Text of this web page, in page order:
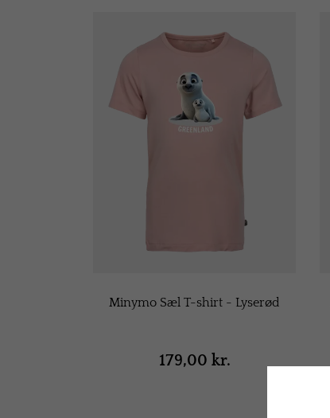
Minymo Sæl T-shirt - Lyserød
179,00 kr.